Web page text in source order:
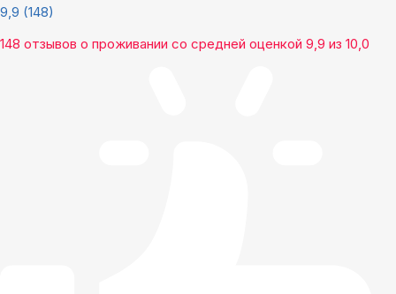
9,9 (148)
148 отзывов о проживании со средней оценкой 9,9 из 10,0